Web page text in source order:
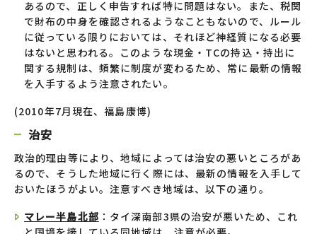
あるので、正しく申告すれば特に問題はない。また、税関
で財布の中身を確認されるようなこともないので、ルール
に従っている限りにおいては、それほど神経質になる必要
はないと思われる。このような現金・TCの持込・持出に
関する規制は、頻繁に制度が変わるため、常に最新の情報
を入手するよう注意されたい。
(2010年7月現在、福島康博)
治安
政治的理由等により、地域によっては治安の悪いところがあ
るので、そうした地域に行く際には、最新の情報を入手して
おいたほうがよい。注意すべき地域は、以下の通り。
マレー半島北部 ：タイ深南部3県の治安が悪いため、これ